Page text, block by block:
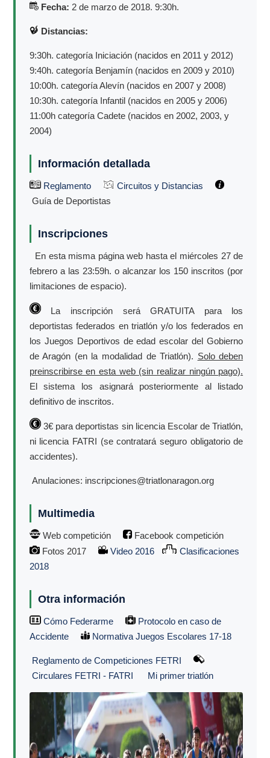
Fecha: 2 de marzo de 2018. 9:30h.
Distancias:
9:30h. categoría Iniciación (nacidos en 2011 y 2012)
9:40h. categoría Benjamín (nacidos en 2009 y 2010)
10:00h. categoría Alevín (nacidos en 2007 y 2008)
10:30h. categoría Infantil (nacidos en 2005 y 2006)
11:00h categoría Cadete (nacidos en 2002, 2003, y
2004)
Información detallada
Reglamento
Circuitos y Distancias
Guía de Deportistas
Inscripciones
En esta misma página web hasta el miércoles 27 de
febrero a las 23:59h. o alcanzar los 150 inscritos (por
limitaciones de espacio).
La inscripción será GRATUITA para los
deportistas federados en triatlón y/o los federados en
los Juegos Deportivos de edad escolar del Gobierno
de Aragón (en la modalidad de Triatlón). Solo deben
preinscribirse en esta web (sin realizar ningún pago).
El sistema los asignará posteriormente al listado
definitivo de inscritos.
3€ para deportistas sin licencia Escolar de Triatlón,
ni licencia FATRI (se contratará seguro obligatorio de
accidentes).
Anulaciones: inscripciones@triatlonaragon.org
Multimedia
Web competición
Facebook competición
Fotos 2017
Video 2016
Clasificaciones
2018
Otra información
Cómo Federarme
Protocolo en caso de
Accidente
Normativa Juegos Escolares 17-18
Reglamento de Competiciones FETRI
Circulares FETRI - FATRI
Mi primer triatlón